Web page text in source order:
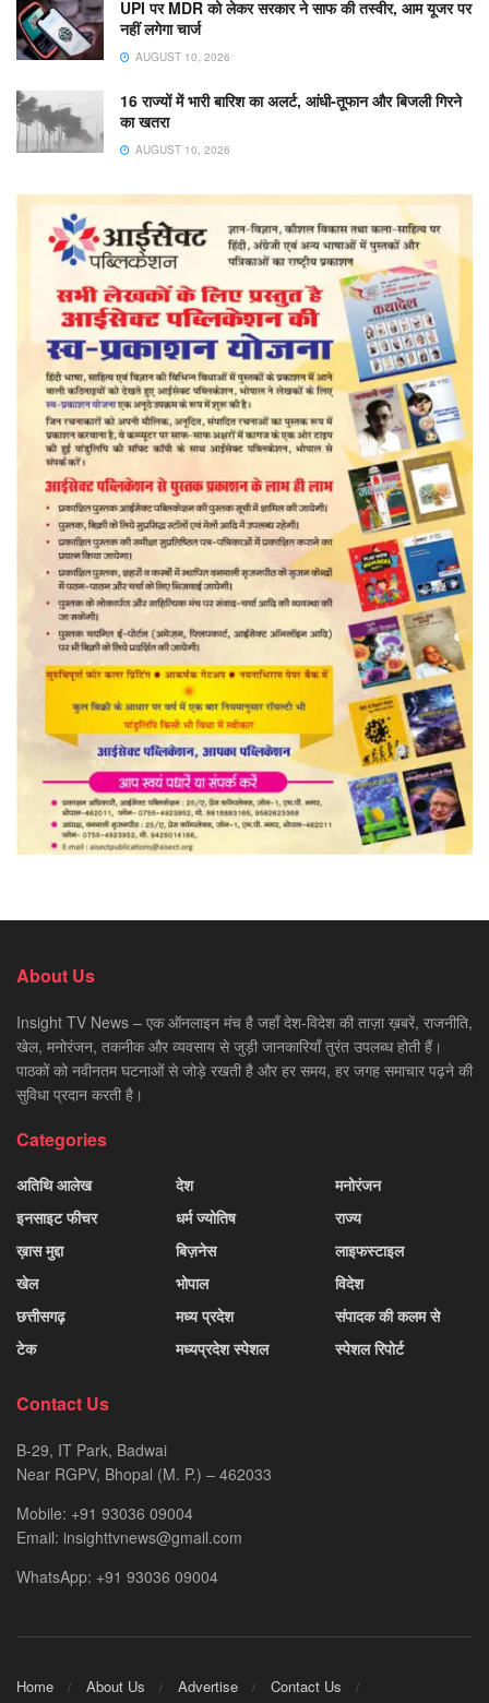
UPI पर MDR को लेकर सरकार ने साफ की तस्वीर, आम यूजर पर
नहीं लगेगा चार्ज
AUGUST 10, 2026
16 राज्यों में भारी बारिश का अलर्ट, आंधी-तूफान और बिजली गिरने
का खतरा
AUGUST 10, 2026
About Us
Insight TV News – एक ऑनलाइन मंच है जहाँ देश-विदेश की ताज़ा ख़बरें, राजनीति,
खेल, मनोरंजन, तकनीक और व्यवसाय से जुड़ी जानकारियाँ तुरंत उपलब्ध होती हैं।
पाठकों को नवीनतम घटनाओं से जोड़े रखती है और हर समय, हर जगह समाचार पढ़ने की
सुविधा प्रदान करती है।
Categories
अतिथि आलेख
इनसाइट फीचर
ख़ास मुद्दा
खेल
छत्तीसगढ़
टेक
देश
धर्म ज्योतिष
बिज़नेस
भोपाल
मध्य प्रदेश
मध्यप्रदेश स्पेशल
मनोरंजन
राज्य
लाइफस्टाइल
विदेश
संपादक की कलम से
स्पेशल रिपोर्ट
Contact Us
B-29, IT Park, Badwai
Near RGPV, Bhopal (M. P.) – 462033
Mobile: +91 93036 09004
Email: insighttvnews@gmail.com
WhatsApp: +91 93036 09004
Home About Us Advertise
Contact Us